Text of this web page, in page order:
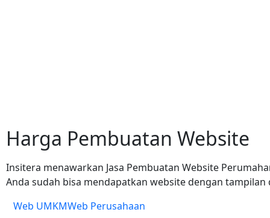
Harga Pembuatan Website
Insitera menawarkan Jasa Pembuatan Website
Anda sudah bisa mendapatkan website dengan
Web UMKMWeb Perusahaan